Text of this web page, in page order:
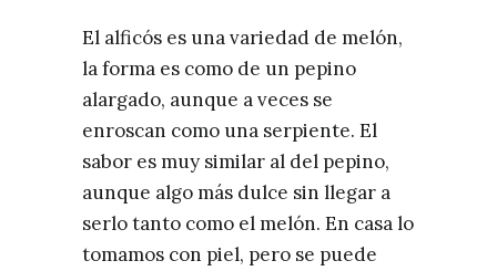
El alficós es una variedad de melón,
la forma es como de un pepino
alargado, aunque a veces se
enroscan como una serpiente.⁣⁣ El
sabor es muy similar al del pepino,
aunque algo más dulce sin llegar a
serlo tanto como el melón. ⁣⁣En casa lo
tomamos con piel, pero se puede